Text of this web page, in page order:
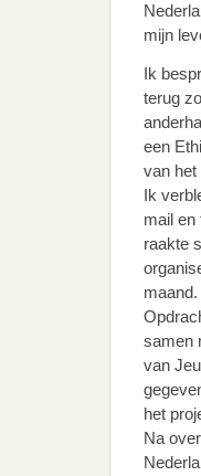
mijn
Ik
terug
een
van het
Ik
mail en
raakte
samen
van
het
Na